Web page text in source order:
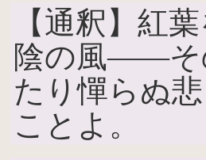
【通釈】紅
陰の風――そ
たり憚らぬ
ことよ。